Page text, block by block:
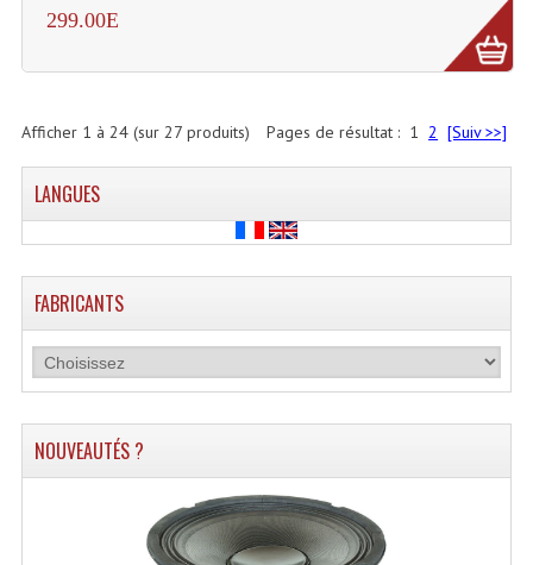
299.00E
Pages de résultat : 1 2 [Suiv >>]
Afficher 1 à 24(sur 27produits)
LANGUES
FABRICANTS
NOUVEAUTÉS ?